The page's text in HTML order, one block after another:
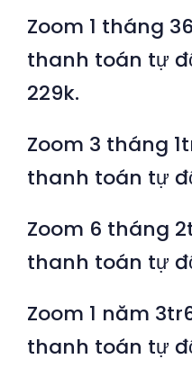
Zoom 1 tháng
thanh toán tự
229k.
Zoom 3 tháng
thanh toán tự
Zoom 6 tháng
thanh toán tự
Zoom 1 năm
thanh toán tự